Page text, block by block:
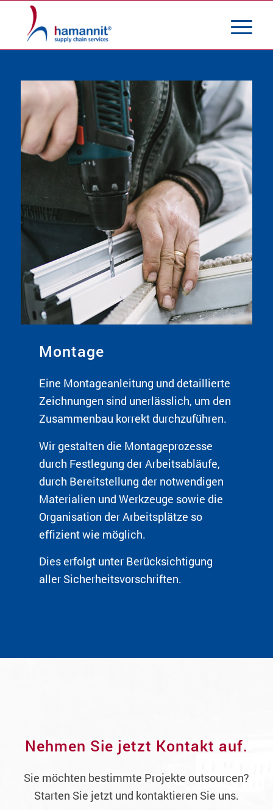
Montage
Eine Montageanleitung und detaillierte
Zeichnungen sind unerlässlich, um den
Zusammenbau korrekt durchzuführen.
Wir gestalten die Montageprozesse
durch Festlegung der Arbeitsabläufe,
durch Bereitstellung der notwendigen
Materialien und Werkzeuge sowie die
Organisation der Arbeitsplätze so
effizient wie möglich.
Dies erfolgt unter Berücksichtigung
aller Sicherheitsvorschriften.
Nehmen Sie jetzt Kontakt auf.
Sie möchten bestimmte Projekte outsourcen?
Starten Sie jetzt und kontaktieren Sie uns.